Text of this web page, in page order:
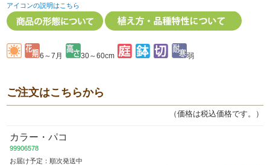
アイコンの説明はこちら
6～7月 30～60cm 弱
ご注文はこちらから
（価格は税込価格です。）
カラー・パコ
99906578
お届け予定：順次発送中